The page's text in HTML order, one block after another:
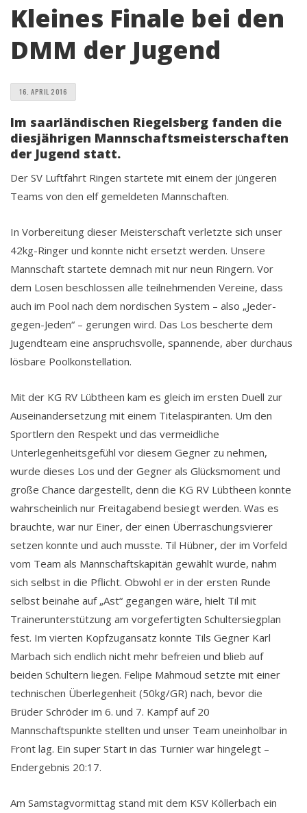
Kleines Finale bei den
DMM der Jugend
16. APRIL 2016
Im saarländischen Riegelsberg fanden die
diesjährigen Mannschaftsmeisterschaften
der Jugend statt.
Der SV Luftfahrt Ringen startete mit einem der jüngeren
Teams von den elf gemeldeten Mannschaften.
In Vorbereitung dieser Meisterschaft verletzte sich unser
42kg-Ringer und konnte nicht ersetzt werden. Unsere
Mannschaft startete demnach mit nur neun Ringern. Vor
dem Losen beschlossen alle teilnehmenden Vereine, dass
auch im Pool nach dem nordischen System – also „Jeder-
gegen-Jeden“ – gerungen wird. Das Los bescherte dem
Jugendteam eine anspruchsvolle, spannende, aber durchaus
lösbare Poolkonstellation.
Mit der KG RV Lübtheen kam es gleich im ersten Duell zur
Auseinandersetzung mit einem Titelaspiranten. Um den
Sportlern den Respekt und das vermeidliche
Unterlegenheitsgefühl vor diesem Gegner zu nehmen,
wurde dieses Los und der Gegner als Glücksmoment und
große Chance dargestellt, denn die KG RV Lübtheen konnte
wahrscheinlich nur Freitagabend besiegt werden. Was es
brauchte, war nur Einer, der einen Überraschungsvierer
setzen konnte und auch musste. Til Hübner, der im Vorfeld
vom Team als Mannschaftskapitän gewählt wurde, nahm
sich selbst in die Pflicht. Obwohl er in der ersten Runde
selbst beinahe auf „Ast“ gegangen wäre, hielt Til mit
Trainerunterstützung am vorgefertigten Schultersiegplan
fest. Im vierten Kopfzugansatz konnte Tils Gegner Karl
Marbach sich endlich nicht mehr befreien und blieb auf
beiden Schultern liegen. Felipe Mahmoud setzte mit einer
technischen Überlegenheit (50kg/GR) nach, bevor die
Brüder Schröder im 6. und 7. Kampf auf 20
Mannschaftspunkte stellten und unser Team uneinholbar in
Front lag. Ein super Start in das Turnier war hingelegt –
Endergebnis 20:17.
Am Samstagvormittag stand mit dem KSV Köllerbach ein